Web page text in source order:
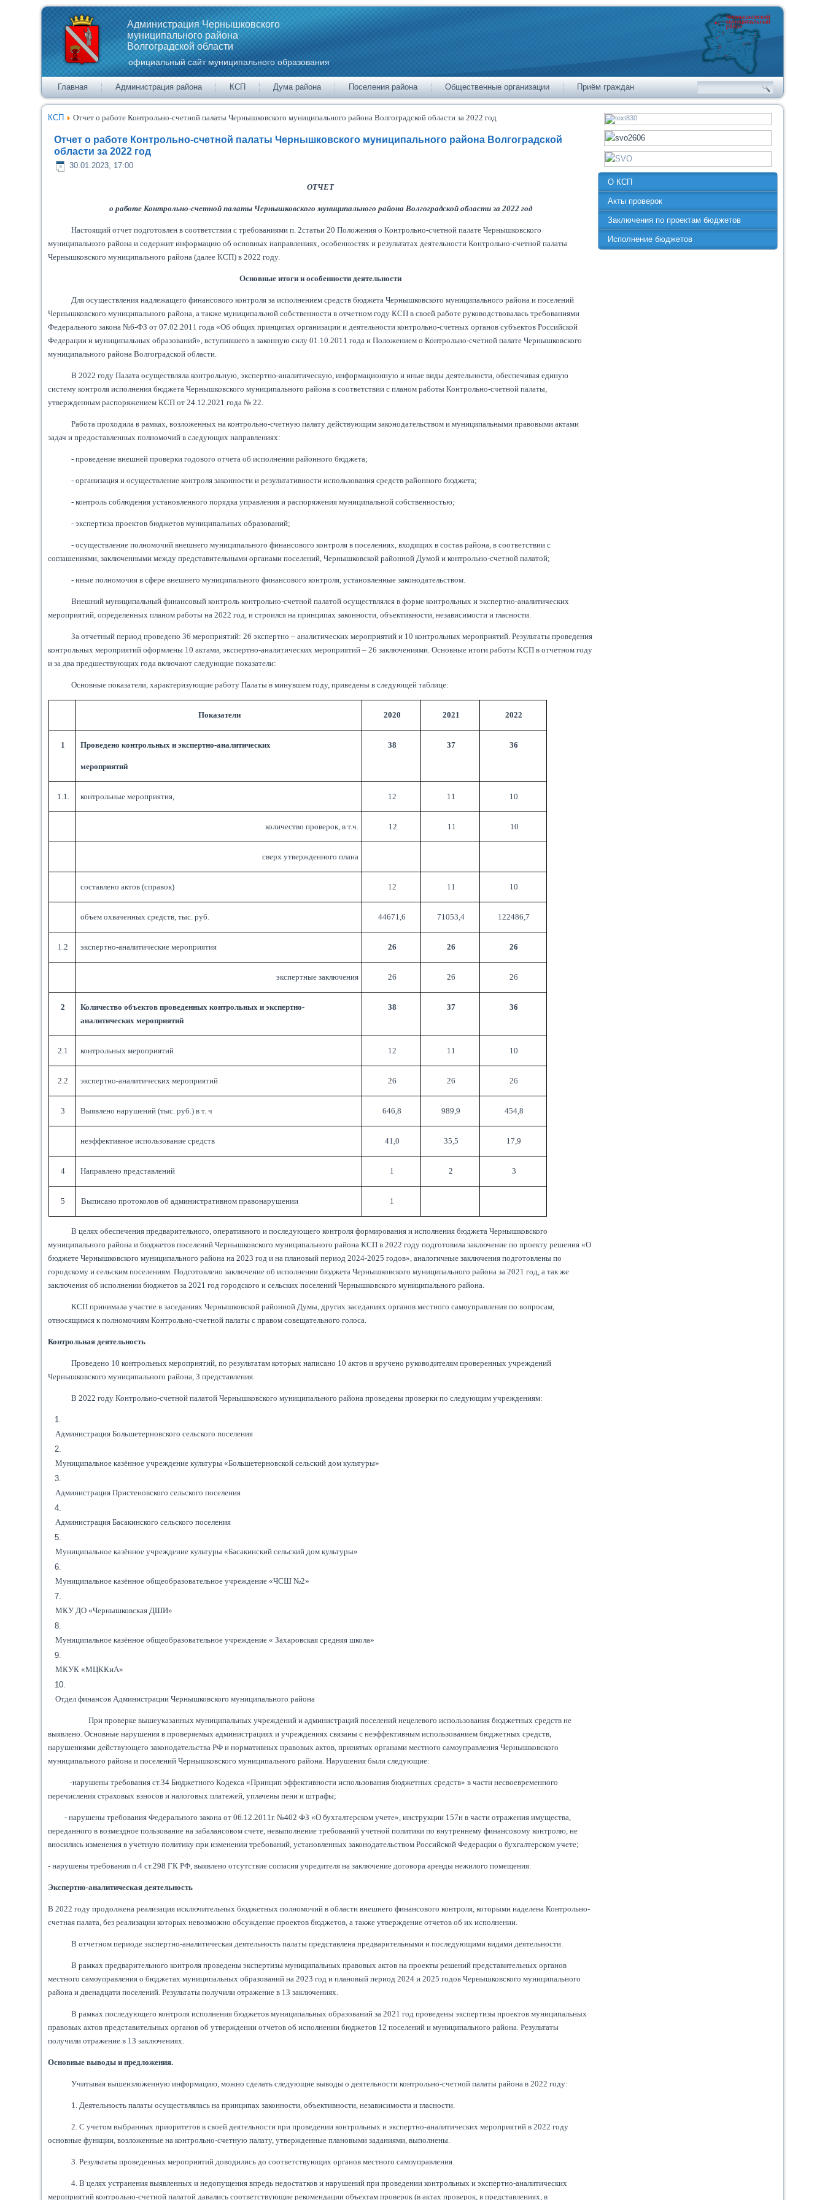
Администрация Чернышковского
муниципального района
Волгоградской области
официальный сайт муниципального образования
Главная Администрация района КСП Дума района Поселения района Общественные организации Приём граждан
КСП Отчет о работе Контрольно-счетной палаты Чернышковского муниципального района Волгоградской области за 2022 год
Отчет о работе Контрольно-счетной палаты Чернышковского муниципального района Волгоградской
области за 2022 год
30.01.2023, 17:00
ОТЧЕТ
о работе Контрольно-счетной палаты Чернышковского муниципального района Волгоградской области за 2022 год
Настоящий отчет подготовлен в соответствии с требованиями п. 2статьи 20 Положения о Контрольно-счетной палате Чернышковского
муниципального района и содержит информацию об основных направлениях, особенностях и результатах деятельности Контрольно-счетной палаты
Чернышковского муниципального района (далее КСП) в 2022 году.
Основные итоги и особенности деятельности
Для осуществления надлежащего финансового контроля за исполнением средств бюджета Чернышковского муниципального района и поселений
Чернышковского муниципального района, а также муниципальной собственности в отчетном году КСП в своей работе руководствовалась требованиями
Федерального закона №6-ФЗ от 07.02.2011 года «Об общих принципах организации и деятельности контрольно-счетных органов субъектов Российской
Федерации и муниципальных образований», вступившего в законную силу 01.10.2011 года и Положением о Контрольно-счетной палате Чернышковского
муниципального района Волгоградской области.
В 2022 году Палата осуществляла контрольную, экспертно-аналитическую, информационную и иные виды деятельности, обеспечивая единую
систему контроля исполнения бюджета Чернышковского муниципального района в соответствии с планом работы Контрольно-счетной палаты,
утвержденным распоряжением КСП от 24.12.2021 года № 22.
Работа проходила в рамках, возложенных на контрольно-счетную палату действующим законодательством и муниципальными правовыми актами
задач и предоставленных полномочий в следующих направлениях:
- проведение внешней проверки годового отчета об исполнении районного бюджета;
- организация и осуществление контроля законности и результативности использования средств районного бюджета;
- контроль соблюдения установленного порядка управления и распоряжения муниципальной собственностью;
- экспертиза проектов бюджетов муниципальных образований;
- осуществление полномочий внешнего муниципального финансового контроля в поселениях, входящих в состав района, в соответствии с
соглашениями, заключенными между представительными органами поселений, Чернышковской районной Думой и контрольно-счетной палатой;
- иные полномочия в сфере внешнего муниципального финансового контроля, установленные законодательством.
Внешний муниципальный финансовый контроль контрольно-счетной палатой осуществлялся в форме контрольных и экспертно-аналитических
мероприятий, определенных планом работы на 2022 год, и строился на принципах законности, объективности, независимости и гласности.
За отчетный период проведено 36 мероприятий: 26 экспертно – аналитических мероприятий и 10 контрольных мероприятий. Результаты проведения
контрольных мероприятий оформлены 10 актами, экспертно-аналитических мероприятий – 26 заключениями. Основные итоги работы КСП в отчетном году
и за два предшествующих года включают следующие показатели:
Основные показатели, характеризующие работу Палаты в минувшем году, приведены в следующей таблице:
Показатели 2020 2021 2022
1 Проведено контрольных и экспертно-аналитических
мероприятий
38 37 36
1.1. контрольные мероприятия, 12 11 10
количество проверок, в т.ч. 12 11 10
сверх утвержденного плана
составлено актов (справок) 12 11 10
объем охваченных средств, тыс. руб. 44671,6 71053,4 122486,7
1.2 экспертно-аналитические мероприятия 26 26 26
экспертные заключения 26 26 26
2
Количество объектов проведенных контрольных и экспертно-
аналитических мероприятий
38 37 36
2.1 контрольных мероприятий 12 11 10
2.2 экспертно-аналитических мероприятий 26 26 26
3 Выявлено нарушений (тыс. руб.) в т. ч 646,8 989,9 454,8
неэффективное использование средств 41,0 35,5 17,9
4 Направлено представлений 1 2 3
5 Выписано протоколов об административном правонарушении 1
В целях обеспечения предварительного, оперативного и последующего контроля формирования и исполнения бюджета Чернышковского
муниципального района и бюджетов поселений Чернышковского муниципального района КСП в 2022 году подготовила заключение по проекту решения «О
бюджете Чернышковского муниципального района на 2023 год и на плановый период 2024-2025 годов», аналогичные заключения подготовлены по
городскому и сельским поселениям. Подготовлено заключение об исполнении бюджета Чернышковского муниципального района за 2021 год, а так же
заключения об исполнении бюджетов за 2021 год городского и сельских поселений Чернышковского муниципального района.
КСП принимала участие в заседаниях Чернышковской районной Думы, других заседаниях органов местного самоуправления по вопросам,
относящимся к полномочиям Контрольно-счетной палаты с правом совещательного голоса.
Контрольная деятельность
Проведено 10 контрольных мероприятий, по результатам которых написано 10 актов и вручено руководителям проверенных учреждений
Чернышковского муниципального района, 3 представления.
В 2022 году Контрольно-счетной палатой Чернышковского муниципального района проведены проверки по следующим учреждениям:
Администрация Большетерновского сельского поселения
Муниципальное казённое учреждение культуры «Большетерновской сельский дом культуры»
Администрация Пристеновского сельского поселения
Администрация Басакинского сельского поселения
Муниципальное казённое учреждение культуры «Басакинский сельский дом культуры»
Муниципальное казённое общеобразовательное учреждение «ЧСШ №2»
МКУ ДО «Чернышковская ДШИ»
Муниципальное казённое общеобразовательное учреждение « Захаровская средняя школа»
МКУК «МЦККиА»
Отдел финансов Администрации Чернышковского муниципального района
При проверке вышеуказанных муниципальных учреждений и администраций поселений нецелевого использования бюджетных средств не
выявлено. Основные нарушения в проверяемых администрациях и учреждениях связаны с неэффективным использованием бюджетных средств,
нарушениями действующего законодательства РФ и нормативных правовых актов, принятых органами местного самоуправления Чернышковского
муниципального района и поселений Чернышковского муниципального района. Нарушения были следующие:
-нарушены требования ст.34 Бюджетного Кодекса «Принцип эффективности использования бюджетных средств» в части несвоевременного
перечисления страховых взносов и налоговых платежей, уплачены пени и штрафы;
- нарушены требования Федерального закона от 06.12.2011г. №402 ФЗ «О бухгалтерском учете», инструкции 157н в части отражения имущества,
переданного в возмездное пользование на забалансовом счете, невыполнение требований учетной политики по внутреннему финансовому контролю, не
вносились изменения в учетную политику при изменении требований, установленных законодательством Российской Федерации о бухгалтерском учете;
- нарушены требования п.4 ст.298 ГК РФ, выявлено отсутствие согласия учредителя на заключение договора аренды нежилого помещения.
Экспертно-аналитическая деятельность
В 2022 году продолжена реализация исключительных бюджетных полномочий в области внешнего финансового контроля, которыми наделена Контрольно-
счетная палата, без реализации которых невозможно обсуждение проектов бюджетов, а также утверждение отчетов об их исполнении.
В отчетном периоде экспертно-аналитическая деятельность палаты представлена предварительными и последующими видами деятельности.
В рамках предварительного контроля проведены экспертизы муниципальных правовых актов на проекты решений представительных органов
местного самоуправления о бюджетах муниципальных образований на 2023 год и плановый период 2024 и 2025 годов Чернышковского муниципального
района и двенадцати поселений. Результаты получили отражение в 13 заключениях.
В рамках последующего контроля исполнения бюджетов муниципальных образований за 2021 год проведены экспертизы проектов муниципальных
правовых актов представительных органов об утверждении отчетов об исполнении бюджетов 12 поселений и муниципального района. Результаты
получили отражение в 13 заключениях.
Основные выводы и предложения.
Учитывая вышеизложенную информацию, можно сделать следующие выводы о деятельности контрольно-счетной палаты района в 2022 году:
1. Деятельность палаты осуществлялась на принципах законности, объективности, независимости и гласности.
2. С учетом выбранных приоритетов в своей деятельности при проведении контрольных и экспертно-аналитических мероприятий в 2022 году
основные функции, возложенные на контрольно-счетную палату, утвержденные плановыми заданиями, выполнены.
3. Результаты проведенных мероприятий доводились до соответствующих органов местного самоуправления.
4. В целях устранения выявленных и недопущения впредь недостатков и нарушений при проведении контрольных и экспертно-аналитических
мероприятий контрольно-счетной палатой давались соответствующие рекомендации объектам проверок (в актах проверок, в представлениях, в
О КСП
Акты проверок
Заключения по проектам бюджетов
Исполнение бюджетов